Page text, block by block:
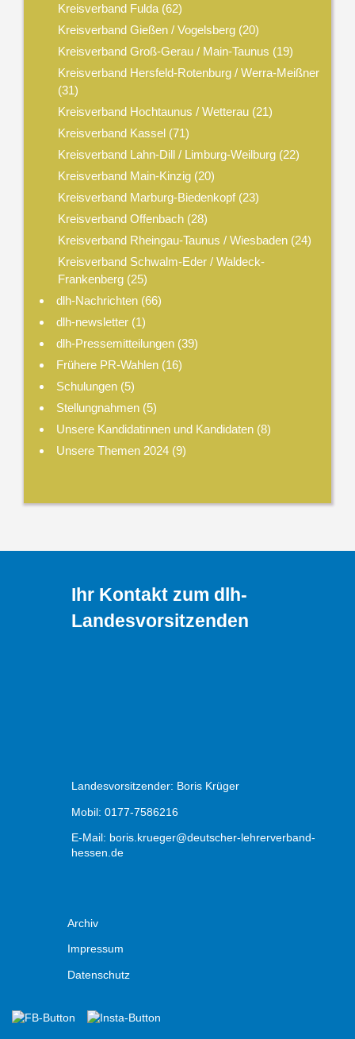
Kreisverband Fulda(62)
Kreisverband Gießen / Vogelsberg(20)
Kreisverband Groß-Gerau / Main-Taunus (19)
Kreisverband Hersfeld-Rotenburg / Werra-Meißner
(31)
Kreisverband Hochtaunus / Wetterau(21)
Kreisverband Kassel(71)
Kreisverband Lahn-Dill / Limburg-Weilburg(22)
Kreisverband Main-Kinzig(20)
Kreisverband Marburg-Biedenkopf(23)
Kreisverband Offenbach(28)
Kreisverband Rheingau-Taunus / Wiesbaden(24)
Kreisverband Schwalm-Eder / Waldeck-
Frankenberg(25)
dlh-Nachrichten (66)
dlh-newsletter (1)
dlh-Pressemitteilungen (39)
Frühere PR-Wahlen (16)
Schulungen (5)
Stellungnahmen (5)
Unsere Kandidatinnen und Kandidaten (8)
Unsere Themen 2024 (9)
Ihr Kontakt zum dlh-
Landesvorsitzenden
Landesvorsitzender: Boris Krüger
Mobil: 0177-7586216
E-Mail: boris.krueger@deutscher-lehrerverband-
hessen.de
Archiv
Impressum
Datenschutz